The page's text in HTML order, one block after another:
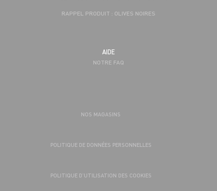
RAPPEL PRODUIT : OLIVES NOIRES
AIDE
NOTRE FAQ
NOS MAGASINS
POLITIQUE DE DONNÉES PERSONNELLES
POLITIQUE D’UTILISATION DES COOKIES